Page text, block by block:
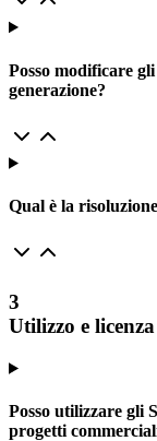
Posso modificare
generazione?
Qual è la
3
Utilizzo e licenza
Posso utilizzare gli
progetti